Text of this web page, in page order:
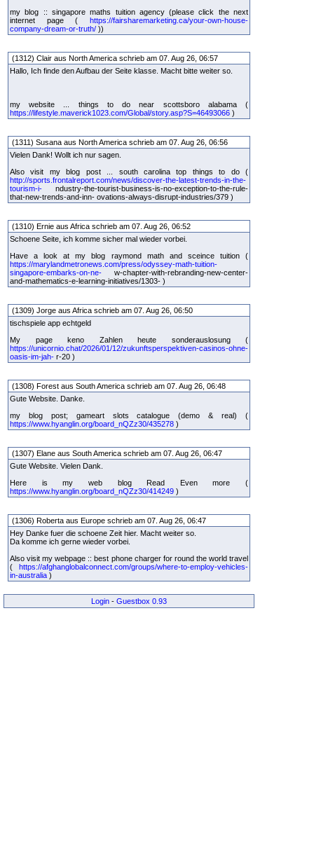
my blog :: singapore maths tuition agency (please click the next
internet page ( https://fairsharemarketing.ca/your-own-house-
company-dream-or-truth/ ))
(1312) Clair aus North America schrieb am 07. Aug 26, 06:57
Hallo, Ich finde den Aufbau der Seite klasse. Macht bitte weiter so.
my website ... things to do near scottsboro alabama (
https://lifestyle.maverick1023.com/Global/story.asp?S=46493066 )
(1311) Susana aus North America schrieb am 07. Aug 26, 06:56
Vielen Dank! Wollt ich nur sagen.
Also visit my blog post ... south carolina top things to do (
http://sports.frontalreport.com/news/discover-the-latest-trends-in-the-
tourism-i- ndustry-the-tourist-business-is-no-exception-to-the-rule-
that-new-trends-and-inn- ovations-always-disrupt-industries/379 )
(1310) Ernie aus Africa schrieb am 07. Aug 26, 06:52
Schoene Seite, ich komme sicher mal wieder vorbei.
Have a look at my blog raymond math and sceince tuition (
https://marylandmetronews.com/press/odyssey-math-tuition-
singapore-embarks-on-ne- w-chapter-with-rebranding-new-center-
and-mathematics-e-learning-initiatives/1303- )
(1309) Jorge aus Africa schrieb am 07. Aug 26, 06:50
tischspiele app echtgeld
My page keno Zahlen heute sonderauslosung (
https://unicornio.chat/2026/01/12/zukunftsperspektiven-casinos-ohne-
oasis-im-jah- r-20 )
(1308) Forest aus South America schrieb am 07. Aug 26, 06:48
Gute Website. Danke.
my blog post; gameart slots catalogue (demo & real) (
https://www.hyanglin.org/board_nQZz30/435278 )
(1307) Elane aus South America schrieb am 07. Aug 26, 06:47
Gute Website. Vielen Dank.
Here is my web blog Read Even more (
https://www.hyanglin.org/board_nQZz30/414249 )
(1306) Roberta aus Europe schrieb am 07. Aug 26, 06:47
Hey Danke fuer die schoene Zeit hier. Macht weiter so.
Da komme ich gerne wieder vorbei.
Also visit my webpage :: best phone charger for round the world travel
( https://afghanglobalconnect.com/groups/where-to-employ-vehicles-
in-australia )
Login - Guestbox 0.93